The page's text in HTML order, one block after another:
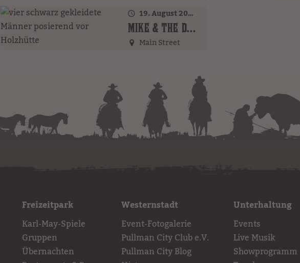
19. August 2026 · 17:00 Uhr – 18:00 Uhr
MIKE & THE DUDES (GER)
Main Street
Freizeitpark
Karl-May-Spiele
Gruppen
Übernachten
Westernstadt
Event-Fotogalerie
Pullman City Club e.V.
Pullman City Blog
Unterhaltung
Events
Live Musik
Showprogramm